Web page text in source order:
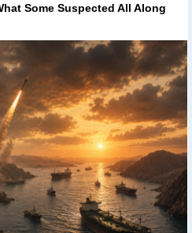
Some Suspected All Along